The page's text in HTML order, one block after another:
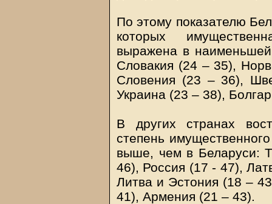
По этому показателю
которых
выражена в
Словакия (24 – 35),
Словения (23 – 36),
Украина (23 – 38),
В других странах
степень
выше, чем в Беларуси:
46), Россия (17 - 47),
Литва и Эстония (18 –
41), Армения (21 – 43).